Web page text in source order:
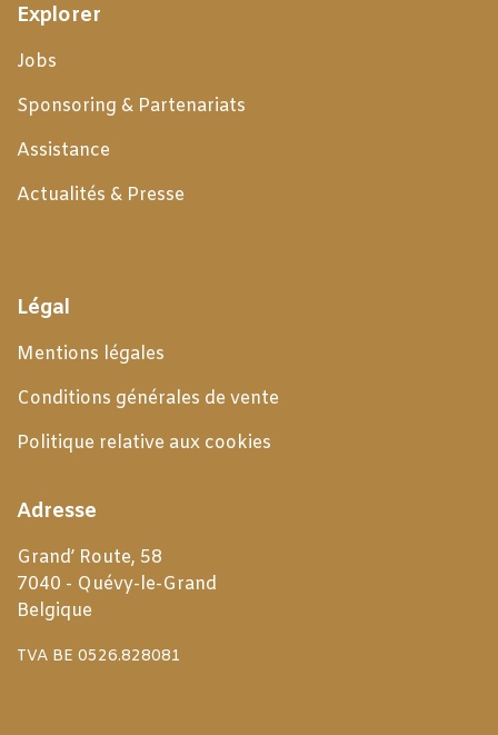
Explorer
Jobs
Sponsoring & Partenariats
Assistance
Actualités & Presse
Légal
Mentions légales
Conditions générales de vente
Politique relative aux cookies
Adresse
Grand’ Route, 58
7040 - Quévy-le-Grand
Belgique
TVA BE 0526.828081